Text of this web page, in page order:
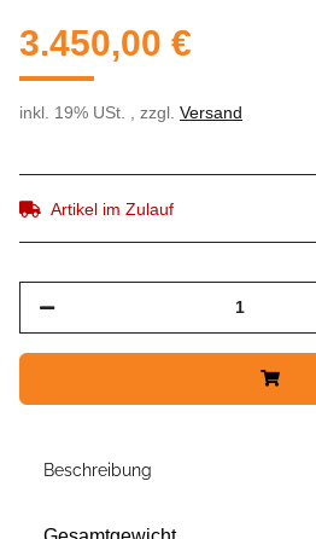
3.450,00 €
inkl. 19% USt. , zzgl. Versand
Artikel im Zulauf
Beschreibung